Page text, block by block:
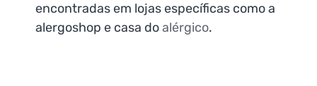
encontradas em lojas específicas como a
alergoshop e casa doalérgico.